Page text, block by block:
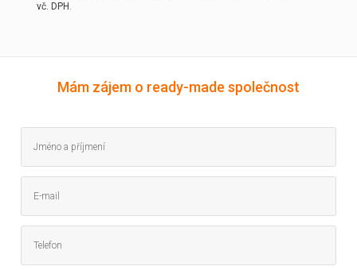
vč. DPH .
Mám zájem o ready-made společnost